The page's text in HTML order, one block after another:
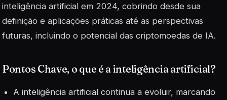
inteligência artificial em 2024, cobrindo desde sua
definição e aplicações práticas até as perspectivas
futuras, incluindo o potencial das criptomoedas de IA.
Pontos Chave, o que é a inteligência artificial?
A inteligência artificial continua a evoluir, marcando